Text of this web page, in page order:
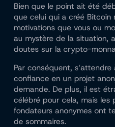
Bien que le point ait été
que celui qui a créé Bitcoin
motivations que vous ou
au mystère de la situation,
doutes sur la crypto-
Par conséquent,
confiance en un projet
demande. De plus, il est
célébré pour cela, mais les
fondateurs anonymes ont
de sommaires.